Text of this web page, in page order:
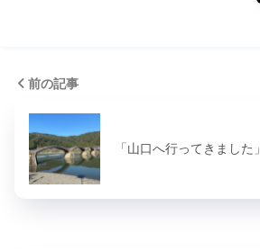
前の記事
「山口へ行ってきました」